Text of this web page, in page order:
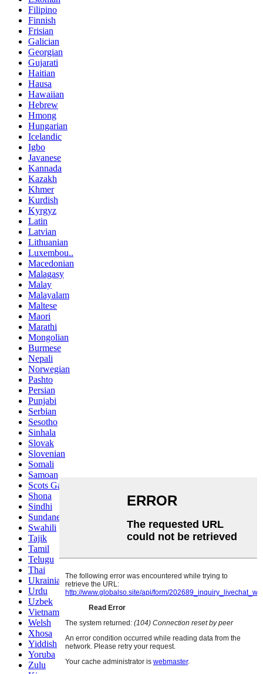
Filipino
Finnish
Frisian
Galician
Georgian
Gujarati
Haitian
Hausa
Hawaiian
Hebrew
Hmong
Hungarian
Icelandic
Igbo
Javanese
Kannada
Kazakh
Khmer
Kurdish
Kyrgyz
Latin
Latvian
Lithuanian
Luxembou..
Macedonian
Malagasy
Malay
Malayalam
Maltese
Maori
Marathi
Mongolian
Burmese
Nepali
Norwegian
Pashto
Persian
Punjabi
Serbian
Sesotho
Sinhala
Slovak
Slovenian
Somali
Samoan
Scots Gaelic
Shona
Sindhi
Sundanese
Swahili
Tajik
Tamil
Telugu
Thai
Ukrainian
Urdu
Uzbek
Vietnamese
Welsh
Xhosa
Yiddish
Yoruba
Zulu